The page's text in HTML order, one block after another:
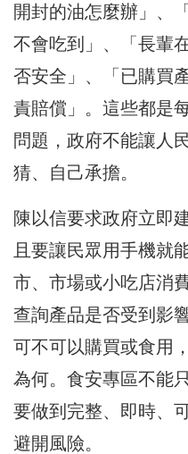
開封的油怎麼辦」、
不會吃到」、「長輩
否安全」、「已購買
責賠償」。這些都是
問題，政府不能讓人
猜、自己承擔。
陳以信要求政府立即
且要讓民眾用手機就
市、市場或小吃店消
查詢產品是否受到影
可不可以購買或食用
為何。食安專區不能
要做到完整、即時、
避開風險。